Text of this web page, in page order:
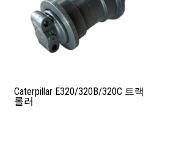
Caterpillar E320/320B/320C 트랙
롤러